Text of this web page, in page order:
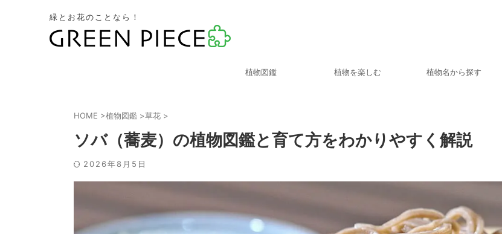
緑とお花のことなら！
植物図鑑 植物を楽しむ 植物名から探す
HOME >植物図鑑 >草花 >
ソバ（蕎麦）の植物図鑑と育て方をわかりやすく解説
2026年8月5日